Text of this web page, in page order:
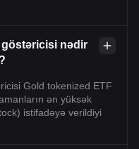
göstəricisi nədir
Gold tokenized ETF
ən yüksək
istifadəyə verildiyi